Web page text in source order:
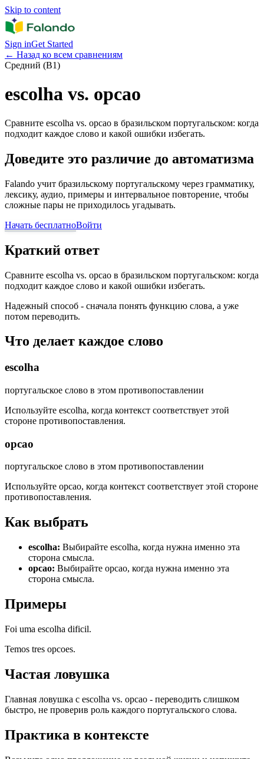
Skip to content
Sign inGet Started
← Назад ко всем сравнениям
Средний (B1)
escolha vs. opcao
Сравните escolha vs. opcao в бразильском португальском: когда
подходит каждое слово и какой ошибки избегать.
Доведите это различие до автоматизма
Falando учит бразильскому португальскому через грамматику,
лексику, аудио, примеры и интервальное повторение, чтобы
сложные пары не приходилось угадывать.
Начать бесплатноВойти
Краткий ответ
Сравните escolha vs. opcao в бразильском португальском: когда
подходит каждое слово и какой ошибки избегать.
Надежный способ - сначала понять функцию слова, а уже
потом переводить.
Что делает каждое слово
escolha
португальское слово в этом противопоставлении
Используйте escolha, когда контекст соответствует этой
стороне противопоставления.
opcao
португальское слово в этом противопоставлении
Используйте opcao, когда контекст соответствует этой стороне
противопоставления.
Как выбрать
escolha: Выбирайте escolha, когда нужна именно эта
сторона смысла.
opcao: Выбирайте opcao, когда нужна именно эта
сторона смысла.
Примеры
Foi uma escolha dificil.
Temos tres opcoes.
Частая ловушка
Главная ловушка с escolha vs. opcao - переводить слишком
быстро, не проверив роль каждого португальского слова.
Практика в контексте